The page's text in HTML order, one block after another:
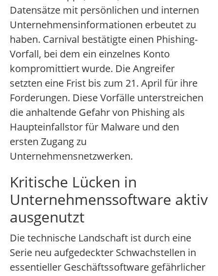
Datensätze mit persönlichen und internen
Unternehmensinformationen erbeutet zu
haben. Carnival bestätigte einen Phishing-
Vorfall, bei dem ein einzelnes Konto
kompromittiert wurde. Die Angreifer
setzten eine Frist bis zum 21. April für ihre
Forderungen. Diese Vorfälle unterstreichen
die anhaltende Gefahr von Phishing als
Haupteinfallstor für Malware und den
ersten Zugang zu
Unternehmensnetzwerken.
Kritische Lücken in
Unternehmenssoftware aktiv
ausgenutzt
Die technische Landschaft ist durch eine
Serie neu aufgedeckter Schwachstellen in
essentieller Geschäftssoftware gefährlicher